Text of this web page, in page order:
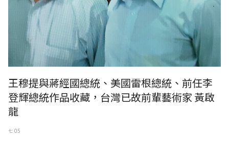
王穆提與蔣經國總統、美國雷根總統、前任李
登輝總統作品收藏，台灣已故前輩藝術家 黃啟
龍
七 05